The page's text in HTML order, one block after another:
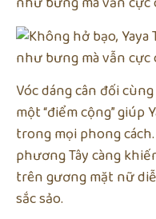
Vóc dáng cân đối
một “điểm cộng” giúp
trong mọi phong
phương Tây càng
trên gương mặt nữ
sắc sảo.